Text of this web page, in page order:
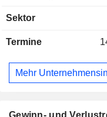
Munition,
Erkennungs- und
Herstellung von
mechanischen
verteilt sich nach
Sektor
Termine
Mehr